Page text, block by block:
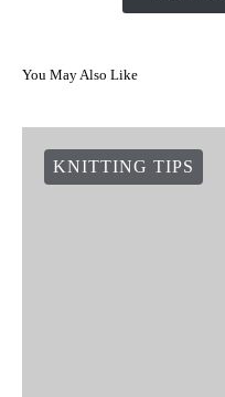
You May Also Like
KNITTING TIPS